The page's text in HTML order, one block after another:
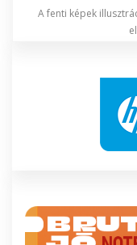
A fenti képek